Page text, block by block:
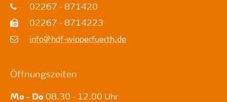
02267 - 871420
02267 - 8714223
info@hdf-wipperfuerth.de
Öffnungszeiten
Mo - Do 08.30 - 12.00 Uhr